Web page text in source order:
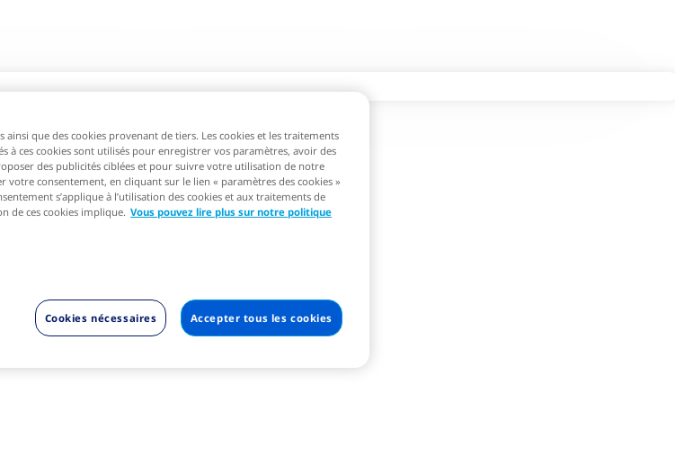
que des cookies provenant de tiers. Les cookies et les traitements
à ces cookies sont utilisés pour enregistrer vos paramètres, avoir des
des publicités ciblées et pour suivre votre utilisation de notre
votre consentement, en cliquant sur le lien « paramètres des cookies »
s’applique à l’utilisation des cookies et aux traitements de
de ces cookies implique. Vous pouvez lire plus sur notre politique
Cookies nécessaires Accepter tous les cookies